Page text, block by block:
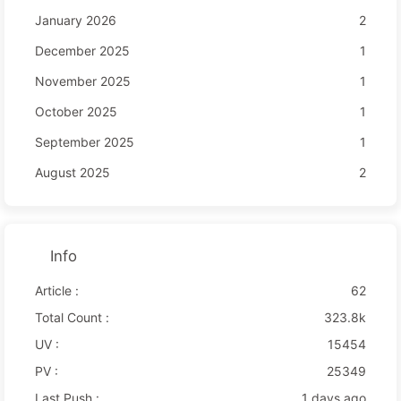
January 2026
2
December 2025
1
November 2025
1
October 2025
1
September 2025
1
August 2025
2
Info
Article :
62
Total Count :
323.8k
UV :
15454
PV :
25349